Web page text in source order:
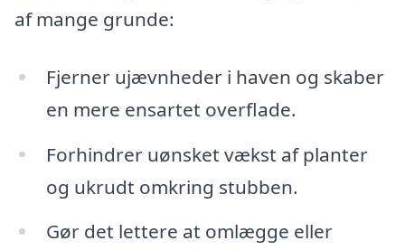
af mange grunde:
Fjerner ujævnheder i haven og skaber
en mere ensartet overflade.
Forhindrer uønsket vækst af planter
og ukrudt omkring stubben.
Gør det lettere at omlægge eller